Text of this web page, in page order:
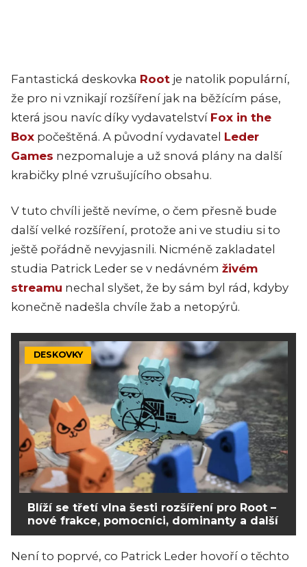
Fantastická deskovka Root je natolik populární,
že pro ni vznikají rozšíření jak na běžícím páse,
která jsou navíc díky vydavatelství Fox in the
Box počeštěná. A původní vydavatel Leder
Games nezpomaluje a už snová plány na další
krabičky plné vzrušujícího obsahu.
V tuto chvíli ještě nevíme, o čem přesně bude
další velké rozšíření, protože ani ve studiu si to
ještě pořádně nevyjasnili. Nicméně zakladatel
studia Patrick Leder se v nedávném živém
streamu nechal slyšet, že by sám byl rád, kdyby
konečně nadešla chvíle žab a netopýrů.
DESKOVKY
Blíží se třetí vlna šesti rozšíření pro Root –
nové frakce, pomocníci, dominanty a další
Není to poprvé, co Patrick Leder hovoří o těchto